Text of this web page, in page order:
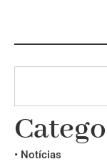
• Notícias